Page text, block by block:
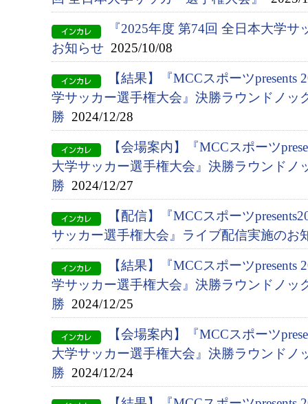
『2025年度 第74回 全日本大学
お知らせ 2025/10/08
【結果】『MCCスポーツ
学サッカー選手権大会』決勝ラウンドノッ
勝 2024/12/28
【会場案内】『MCCスポーツ
大学サッカー選手権大会』決勝ラウンドノ
勝 2024/12/27
【配信】『MCCスポーツ
サッカー選手権⼤会』ライブ配信実施のお
【結果】『MCCスポーツ
学サッカー選手権大会』決勝ラウンドノッ
勝 2024/12/25
【会場案内】『MCCスポーツ
大学サッカー選手権大会』決勝ラウンドノ
勝 2024/12/24